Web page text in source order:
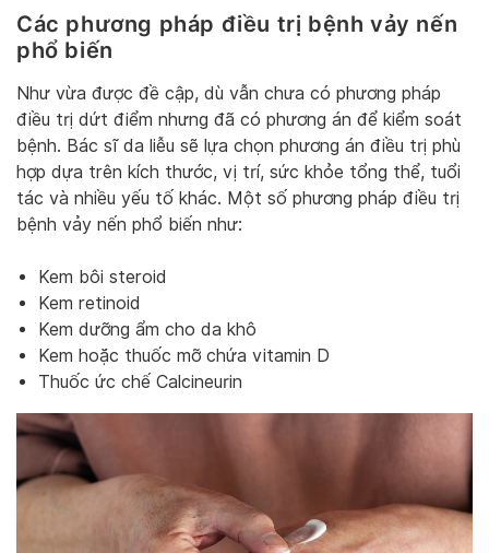
Các phương pháp điều trị bệnh vảy nến
phổ biến
Như vừa được đề cập, dù vẫn chưa có phương pháp
điều trị dứt điểm nhưng đã có phương án để kiểm soát
bệnh. Bác sĩ da liễu sẽ lựa chọn phương án điều trị phù
hợp dựa trên kích thước, vị trí, sức khỏe tổng thể, tuổi
tác và nhiều yếu tố khác. Một số phương pháp điều trị
bệnh vảy nến phổ biến như:
Kem bôi steroid
Kem retinoid
Kem dưỡng ẩm cho da khô
Kem hoặc thuốc mỡ chứa vitamin D
Thuốc ức chế Calcineurin